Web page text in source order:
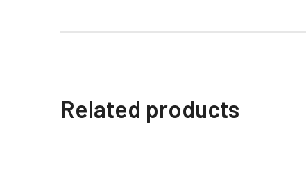
Related products